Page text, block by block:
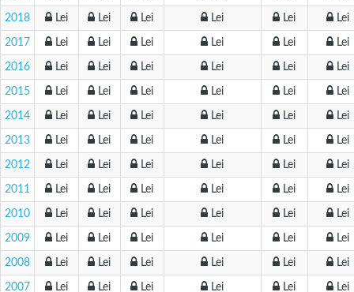
2018 Lei Lei Lei Lei Lei Lei
2017 Lei Lei Lei Lei Lei Lei
2016 Lei Lei Lei Lei Lei Lei
2015 Lei Lei Lei Lei Lei Lei
2014 Lei Lei Lei Lei Lei Lei
2013 Lei Lei Lei Lei Lei Lei
2012 Lei Lei Lei Lei Lei Lei
2011 Lei Lei Lei Lei Lei Lei
2010 Lei Lei Lei Lei Lei Lei
2009 Lei Lei Lei Lei Lei Lei
2008 Lei Lei Lei Lei Lei Lei
2007 Lei Lei Lei Lei Lei Lei